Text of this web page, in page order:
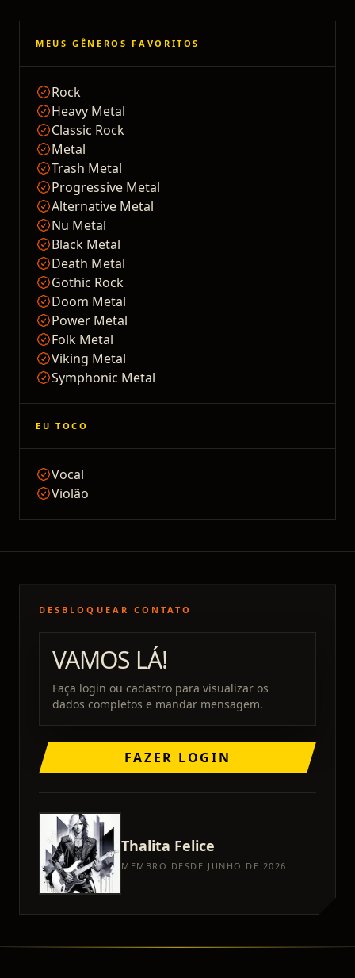
MEUS GÊNEROS FAVORITOS
Rock
Heavy Metal
Classic Rock
Metal
Trash Metal
Progressive Metal
Alternative Metal
Nu Metal
Black Metal
Death Metal
Gothic Rock
Doom Metal
Power Metal
Folk Metal
Viking Metal
Symphonic Metal
EU TOCO
Vocal
Violão
DESBLOQUEAR CONTATO
VAMOS LÁ!
Faça login ou cadastro para visualizar os
dados completos e mandar mensagem.
FAZER LOGIN
Thalita Felice
MEMBRO DESDE JUNHO DE 2026